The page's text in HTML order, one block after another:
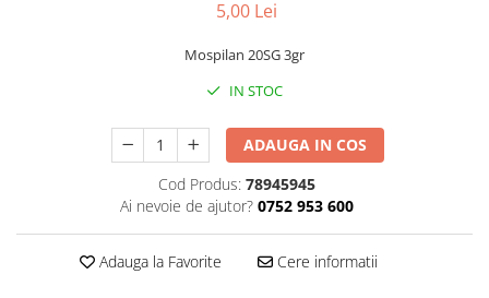
5,00 Lei
Mospilan 20SG 3gr
IN STOC
ADAUGA IN COS
Cod Produs: 78945945
Ai nevoie de ajutor? 0752 953 600
Adauga la Favorite Cere informatii